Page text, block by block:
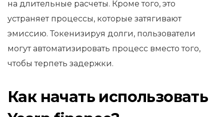
на длительные расчеты. Кроме того, это
устраняет процессы, которые затягивают
эмиссию. Токенизируя долги, пользователи
могут автоматизировать процесс вместо того,
чтобы терпеть задержки.
Как начать использовать